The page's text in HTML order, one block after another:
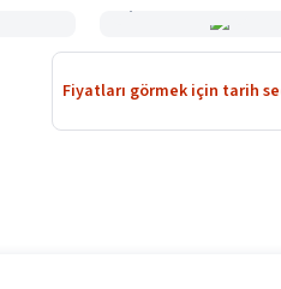
Fiyatları görmek için tarih